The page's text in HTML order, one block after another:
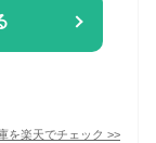
を楽天でチェック >>